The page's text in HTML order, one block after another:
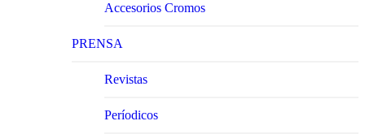
Accesorios Cromos
PRENSA
Revistas
Períodicos